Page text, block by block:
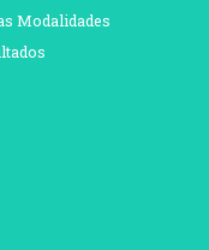
Modalidades